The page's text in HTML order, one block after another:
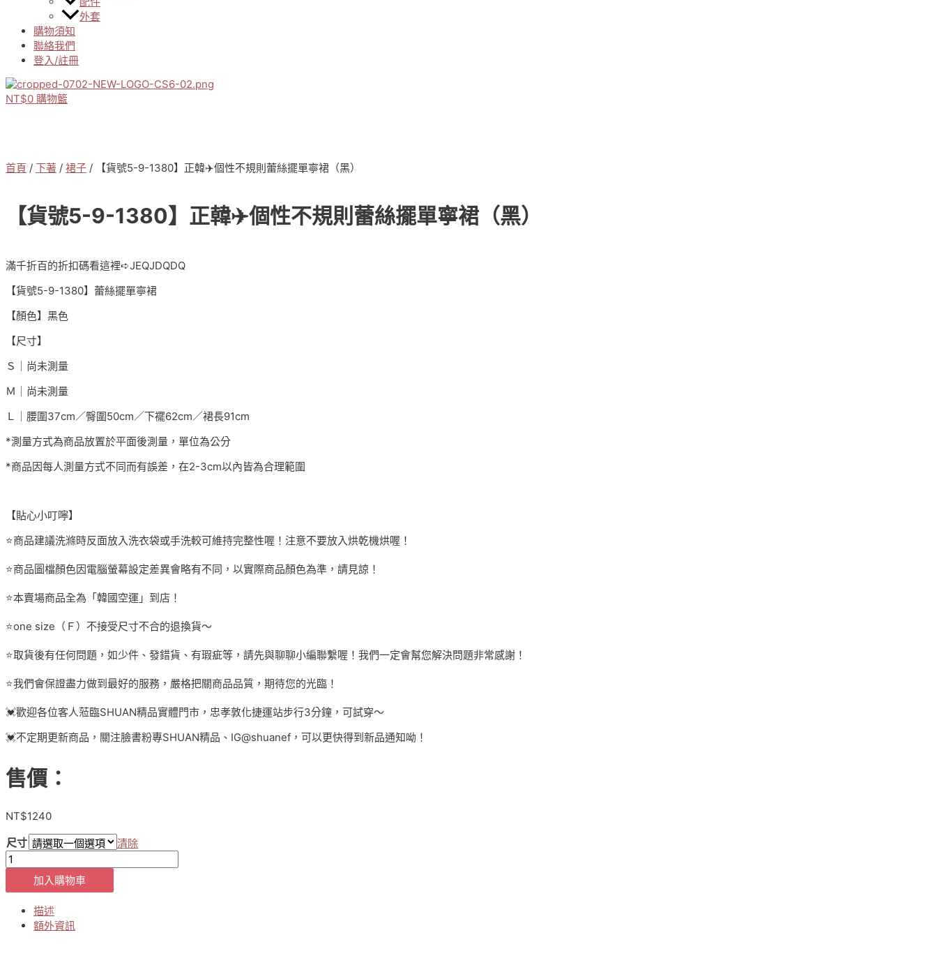
外套
購物須知
聯絡我們
登入/註冊
NT$0 購物籃
首頁 / 下著 / 裙子 / 【貨號5-9-1380】正韓✈️個性不規則蕾絲擺單寧裙（黑）
【貨號5-9-1380】正韓✈️個性不規則蕾絲擺單寧裙（黑）
滿千折百的折扣碼看這裡➪JEQJDQDQ
【貨號5-9-1380】蕾絲擺單寧裙
【顏色】黑色
【尺寸】
Ｓ｜尚未測量
Ｍ｜尚未測量
Ｌ｜腰圍37cm／臀圍50cm／下襬62cm／裙長91cm
*測量方式為商品放置於平面後測量，單位為公分
*商品因每人測量方式不同而有誤差，在2-3cm以內皆為合理範圍
【貼心小叮嚀】
⭐️商品建議洗滌時反面放入洗衣袋或手洗較可維持完整性喔！注意不要放入烘乾機烘喔！
⭐️商品圖檔顏色因電腦螢幕設定差異會略有不同，以實際商品顏色為準，請見諒！
⭐️本賣場商品全為「韓國空運」到店！
⭐️one size（Ｆ）不接受尺寸不合的退換貨～
⭐️取貨後有任何問題，如少件、發錯貨、有瑕疵等，請先與聊聊小編聯繫喔！我們一定會幫您解決問題非常感謝！
⭐️我們會保證盡力做到最好的服務，嚴格把關商品品質，期待您的光臨！
💓歡迎各位客人蒞臨SHUAN精品實體門市，忠孝敦化捷運站步行3分鐘，可試穿～
💓不定期更新商品，關注臉書粉專SHUAN精品、IG@shuanef，可以更快得到新品通知呦！
售價：
NT$1240
尺寸
清除
【貨
號
1380】
加入購物車
描述
額外資訊